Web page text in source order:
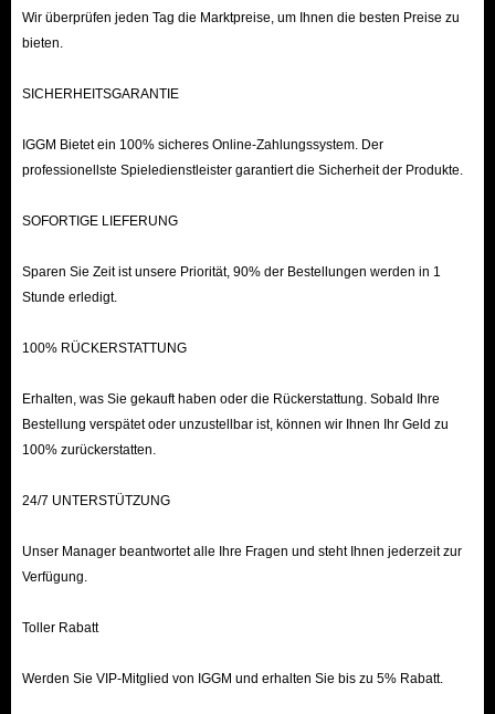
Wir überprüfen jeden Tag die Marktpreise, um Ihnen die besten Preise zu
bieten.
SICHERHEITSGARANTIE
IGGM Bietet ein 100% sicheres Online-Zahlungssystem. Der
professionellste Spieledienstleister garantiert die Sicherheit der Produkte.
SOFORTIGE LIEFERUNG
Sparen Sie Zeit ist unsere Priorität, 90% der Bestellungen werden in 1
Stunde erledigt.
100% RÜCKERSTATTUNG
Erhalten, was Sie gekauft haben oder die Rückerstattung. Sobald Ihre
Bestellung verspätet oder unzustellbar ist, können wir Ihnen Ihr Geld zu
100% zurückerstatten.
24/7 UNTERSTÜTZUNG
Unser Manager beantwortet alle Ihre Fragen und steht Ihnen jederzeit zur
Verfügung.
Toller Rabatt
Werden Sie VIP-Mitglied von IGGM und erhalten Sie bis zu 5% Rabatt.